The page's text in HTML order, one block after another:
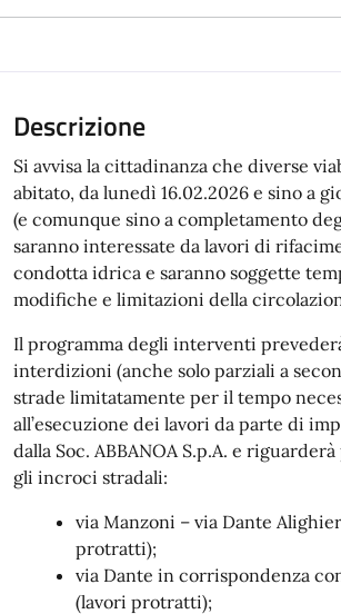
Descrizione
Si avvisa la cittadinanza che diverse
abitato, da lunedì 16.02.2026 e sino a
(e comunque sino a completamento
saranno interessate da lavori di
condotta idrica e saranno soggette
modifiche e limitazioni della
Il programma degli interventi
interdizioni (anche solo parziali a
strade limitatamente per il tempo
all’esecuzione dei lavori da parte di
dalla Soc. ABBANOA S.p.A. e
gli incroci stradali:
via Manzoni – via Dante
protratti);
via Dante in corrispondenza
(lavori protratti);